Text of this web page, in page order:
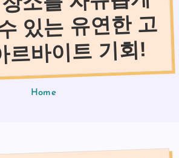
있는 유연한 고
르바이트 기회!
Home